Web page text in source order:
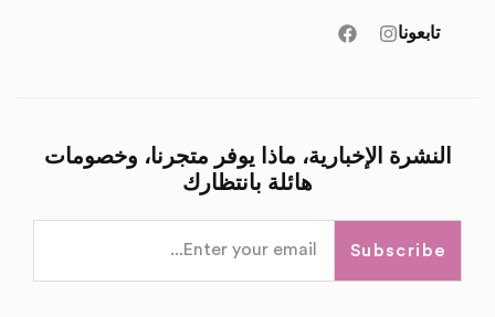
تابعونا
النشرة الإخبارية، ماذا يوفر متجرنا، وخصومات
هائلة بانتظارك
Subscribe